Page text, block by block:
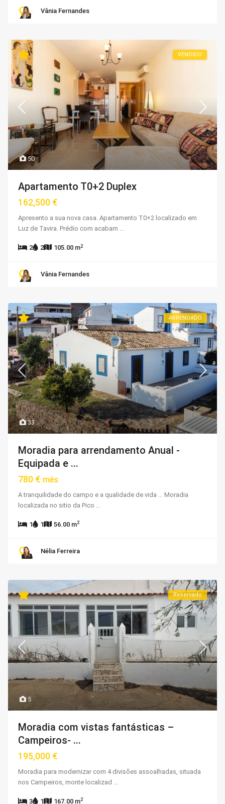
Vânia Fernandes
50
VENDIDO
Apartamento T0+2 Duplex
162,500 €
Apresento a sua nova casa. Apartamento T0+2 localizado em
Luz de Tavira. Prédio com acabam ...
2 2 105.00 m2
Vânia Fernandes
33
ARRENDADO
Moradia para arrendamento Anual -
Equipada e ...
780 € mês
A tranquilidade do campo e a qualidade de vida … Moradia
localizada no sitio da Pico ...
1 1 56.00 m2
Nélia Ferreira
5
Reservado
Moradia com vistas fantásticas –
Campeiros- ...
195,000 €
Moradia para modernizar com 4 divisões assoalhadas, situada
nos Campeiros, monte localizad ...
3 1 167.00 m2